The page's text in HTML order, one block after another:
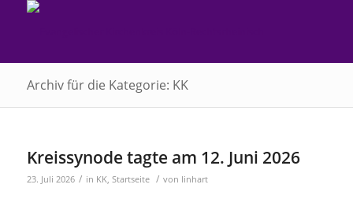
Archiv für die Kategorie: KK
Kreissynode tagte am 12. Juni 2026
23. Juli 2026 / in KK, Startseite / von linhart